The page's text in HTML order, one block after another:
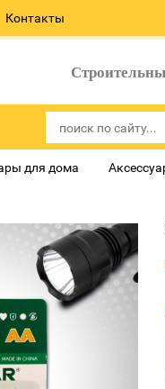
Контакты
для дома